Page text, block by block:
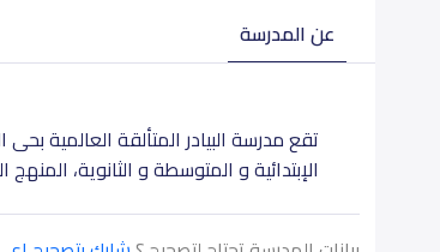
عن المدرسة
تقع مدرسة البيادر المتألقة العالمية
الإبتدائية و المتوسطة و الثانوية،